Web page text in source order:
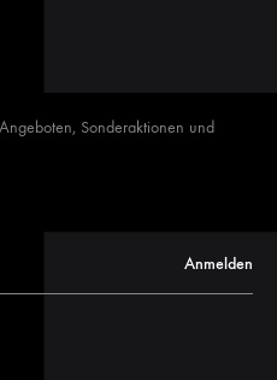
Sonderaktionen und